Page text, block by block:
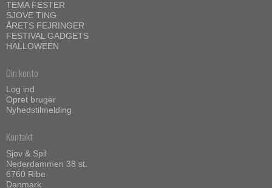
TEMA FESTER
SJOVE TING
ÅRETS FEJRINGER
FESTIVAL GADGETS
HALLOWEEN
Din konto
Log ind
Opret bruger
Nyhedstilmelding
Kontakt
Sjov & Spil
Nederdammen 38 st.
6760 Ribe
Danmark